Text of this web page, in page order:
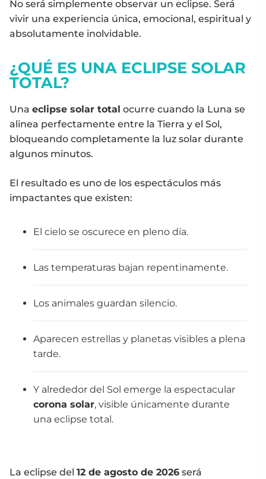
No será simplemente observar un eclipse. Será
vivir una experiencia única, emocional, espiritual y
absolutamente inolvidable.
¿QUÉ ES UNA ECLIPSE SOLAR
TOTAL?
Una eclipse solar total ocurre cuando la Luna se
alinea perfectamente entre la Tierra y el Sol,
bloqueando completamente la luz solar durante
algunos minutos.
El resultado es uno de los espectáculos más
impactantes que existen:
El cielo se oscurece en pleno día.
Las temperaturas bajan repentinamente.
Los animales guardan silencio.
Aparecen estrellas y planetas visibles a plena
tarde.
Y alrededor del Sol emerge la espectacular
corona solar, visible únicamente durante
una eclipse total.
La eclipse del 12 de agosto de 2026 será